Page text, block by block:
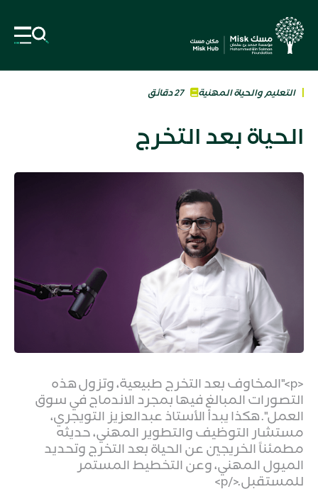
التعليم والحياة المهنية 27 دقائق
الحياة بعد التخرج
<p>"المخاوف بعد التخرج طبيعية، وتزول هذه
التصورات المبالغ فيها بمجرد الاندماج في سوق
العمل". هكذا يبدأ الأستاذ عبدالعزيز التويجري،
مستشار التوظيف والتطوير المهني، حديثه
مطمئناً الخريجين عن الحياة بعد التخرج وتحديد
الميول المهني، وعن التخطيط المستمر
للمستقبل.</p>